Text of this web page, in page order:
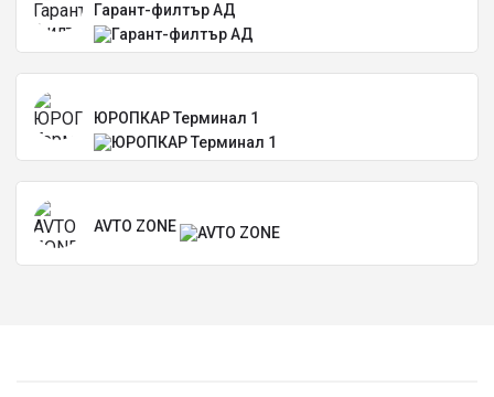
Гарант-филтър АД
ЮРОПКАР Терминал 1
AVTO ZONE